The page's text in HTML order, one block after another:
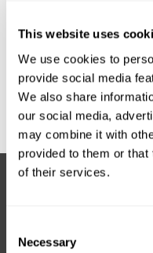
This website uses
We use cookies to
provide social media
We also share
our social media,
may combine it with
provided to them or
of their services.
Selection
Necessary
Producent:MSG
Zapytaj o cenę
Nie przegap